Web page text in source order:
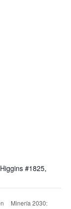
#1825,
Minería 2030: